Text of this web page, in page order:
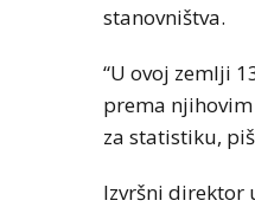
stanovništva.
“U ovoj zemlji
prema
za statistiku,
Izvršni direktor